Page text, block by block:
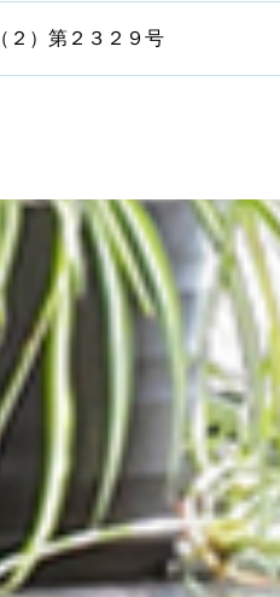
２）第２３２９号